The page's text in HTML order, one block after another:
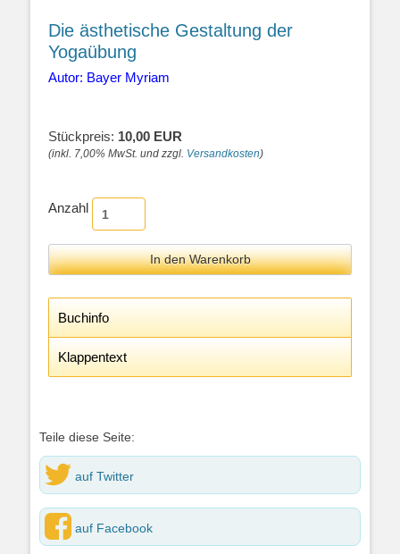
Die ästhetische Gestaltung der
Yogaübung
Autor: Bayer Myriam
Stückpreis: 10,00 EUR
(inkl. 7,00% MwSt. und zzgl. Versandkosten)
Anzahl
Buchinfo
Klappentext
Teile diese Seite:
auf Twitter
auf Facebook